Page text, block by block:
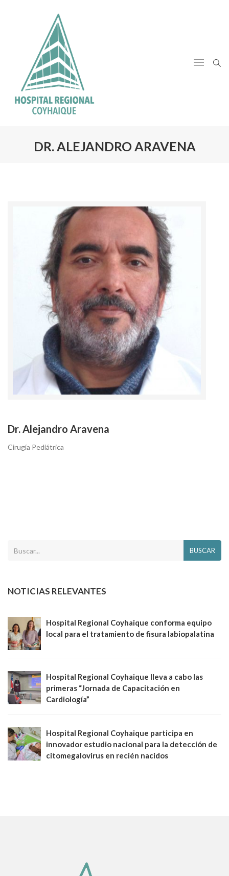
DR. ALEJANDRO ARAVENA
Dr. Alejandro Aravena
Cirugía Pediátrica
BUSCAR
NOTICIAS RELEVANTES
Hospital Regional Coyhaique conforma equipo
local para el tratamiento de fisura labiopalatina
Hospital Regional Coyhaique lleva a cabo las
primeras “Jornada de Capacitación en
Cardiología”
Hospital Regional Coyhaique participa en
innovador estudio nacional para la detección de
citomegalovirus en recién nacidos